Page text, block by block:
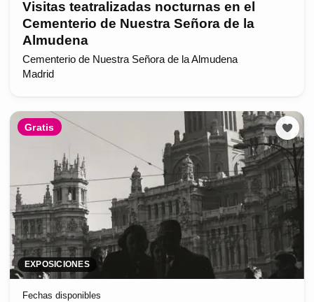
Visitas teatralizadas nocturnas en el
Cementerio de Nuestra Señora de la
Almudena
Cementerio de Nuestra Señora de la Almudena
Madrid
Gratis
EXPOSICIONES
Fechas disponibles